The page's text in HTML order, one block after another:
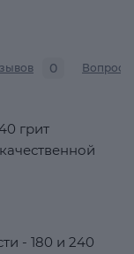
0 Вопросы
грит
- 180 и 240